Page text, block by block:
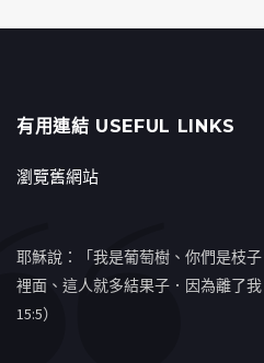
有用連結 USEFUL LINKS
瀏覽舊網站
耶穌說：「我是葡萄樹、你們是枝
裡面、這人就多結果子．因為離了
15:5）